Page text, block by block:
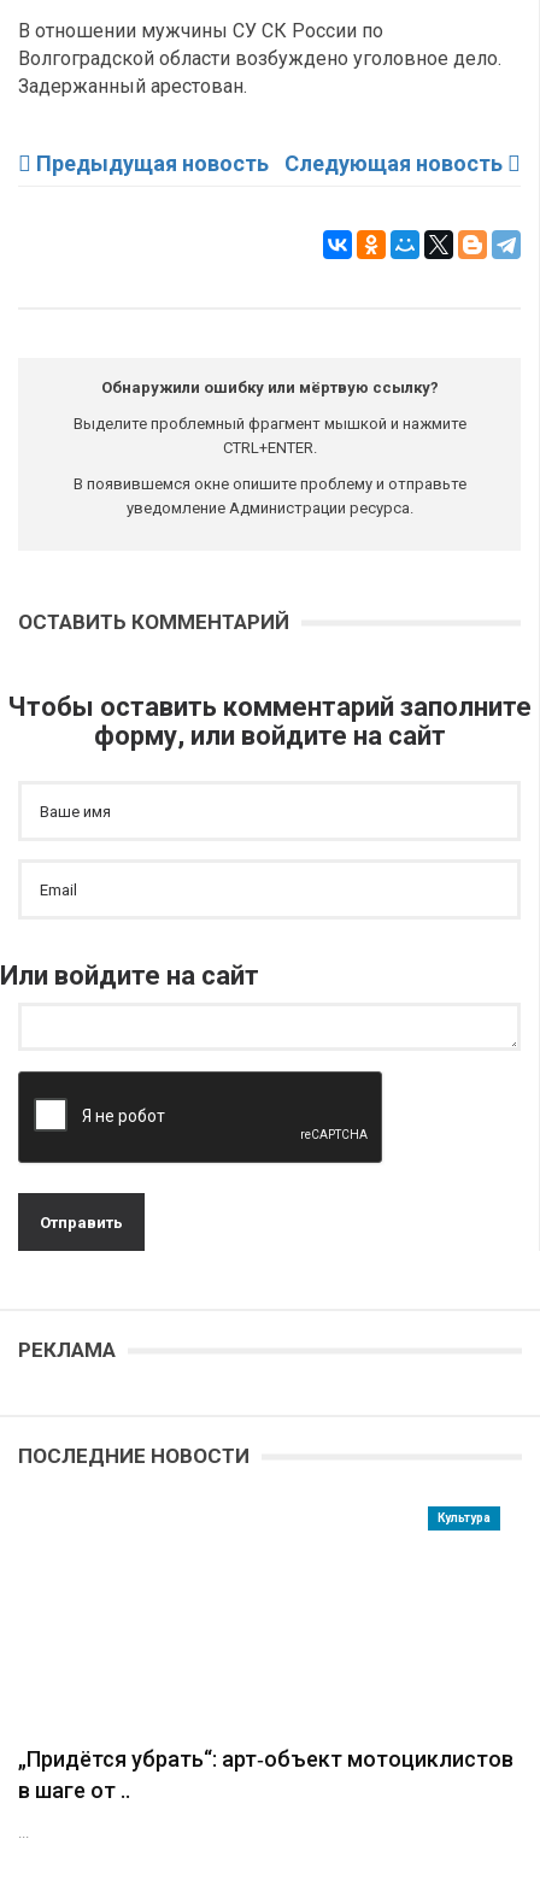
В отношении мужчины СУ СК России по
Волгоградской области возбуждено уголовное дело.
Задержанный арестован.
Предыдущая новость Следующая новость
Обнаружили ошибку или мёртвую ссылку?
Выделите проблемный фрагмент мышкой и нажмите
CTRL+ENTER.
В появившемся окне опишите проблему и отправьте
уведомление Администрации ресурса.
ОСТАВИТЬ КОММЕНТАРИЙ
Чтобы оставить комментарий заполните
форму, или войдите на сайт
Или войдите на сайт
РЕКЛАМА
ПОСЛЕДНИЕ НОВОСТИ
Культура
„Придётся убрать“: арт‑объект мотоциклистов
в шаге от ..
...